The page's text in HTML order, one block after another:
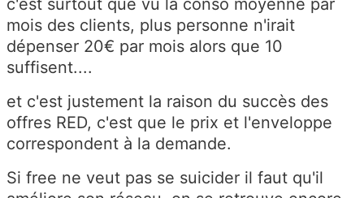
c'est surtout que vu la conso moyenne par
mois des clients, plus personne n'irait
dépenser 20€ par mois alors que 10
suffisent....
et c'est justement la raison du succès des
offres RED, c'est que le prix et l'enveloppe
correspondent à la demande.
Si free ne veut pas se suicider il faut qu'il